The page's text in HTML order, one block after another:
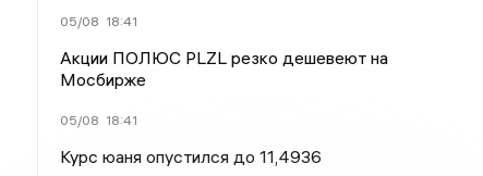
05/08 18:41
Акции ПОЛЮС PLZL резко дешевеют на
Мосбирже
05/08 18:41
Курс юаня опустился до 11,4936